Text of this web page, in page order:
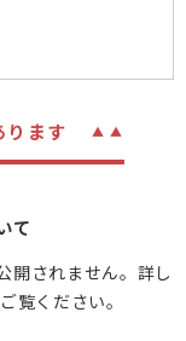
ります
て
開されません。詳し
覧ください。